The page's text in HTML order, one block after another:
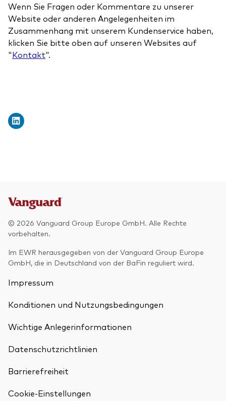
Wenn Sie Fragen oder Kommentare zu unserer
Website oder anderen Angelegenheiten im
Zusammenhang mit unserem Kundenservice haben,
klicken Sie bitte oben auf unseren Websites auf
"Kontakt".
© 2026 Vanguard Group Europe GmbH. Alle Rechte
vorbehalten.
Im EWR herausgegeben von der Vanguard Group Europe
GmbH, die in Deutschland von der BaFin reguliert wird.
Impressum
Konditionen und Nutzungsbedingungen
Wichtige Anlegerinformationen
Datenschutzrichtlinien
Barrierefreiheit
Cookie-Einstellungen